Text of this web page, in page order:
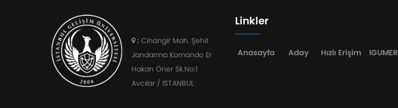
: Cihangir Mah. Şehit
Jandarma Komando Er
Hakan Öner Sk.No:1
Avcılar / İSTANBUL
Linkler
Anasayfa Aday Hızlı Erişim IGUMER